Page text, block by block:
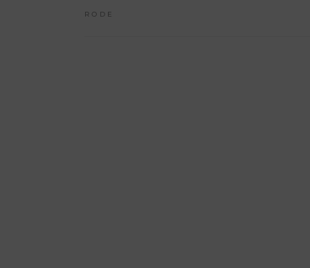
RODE